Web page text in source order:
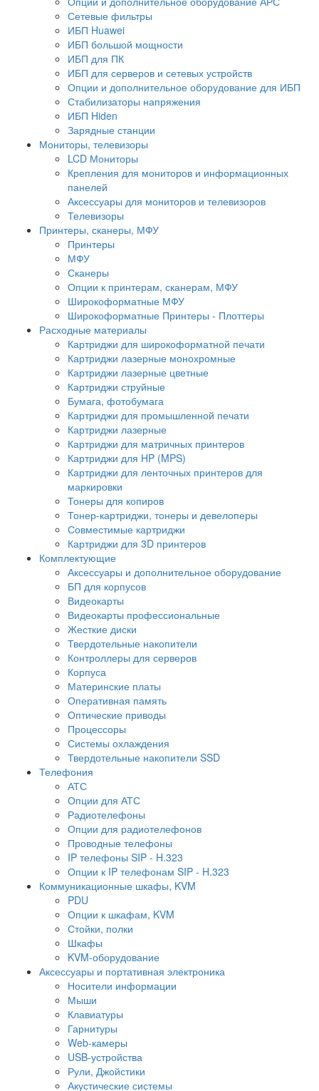
Сетевые фильтры
ИБП Huawei
ИБП большой мощности
ИБП для ПК
ИБП для серверов и сетевых устройств
Опции и дополнительное оборудование для ИБП
Стабилизаторы напряжения
ИБП Hiden
Зарядные станции
Мониторы, телевизоры
LCD Мониторы
Крепления для мониторов и информационных
панелей
Аксессуары для мониторов и телевизоров
Телевизоры
Принтеры, сканеры, МФУ
Принтеры
МФУ
Сканеры
Опции к принтерам, сканерам, МФУ
Широкоформатные МФУ
Широкоформатные Принтеры - Плоттеры
Расходные материалы
Картриджи для широкоформатной печати
Картриджи лазерные монохромные
Картриджи лазерные цветные
Картриджи струйные
Бумага, фотобумага
Картриджи для промышленной печати
Картриджи лазерные
Картриджи для матричных принтеров
Картриджи для HP (MPS)
Картриджи для ленточных принтеров для
маркировки
Тонеры для копиров
Тонер-картриджи, тонеры и девелоперы
Совместимые картриджи
Картриджи для 3D принтеров
Комплектующие
Аксессуары и дополнительное оборудование
БП для корпусов
Видеокарты
Видеокарты профессиональные
Жесткие диски
Твердотельные накопители
Контроллеры для серверов
Корпуса
Материнские платы
Оперативная память
Оптические приводы
Процессоры
Системы охлаждения
Твердотельные накопители SSD
Телефония
АТС
Опции для АТС
Радиотелефоны
Опции для радиотелефонов
Проводные телефоны
IP телефоны SIP - H.323
Опции к IP телефонам SIP - H.323
Коммуникационные шкафы, KVM
PDU
Опции к шкафам, KVM
Стойки, полки
Шкафы
KVM-оборудование
Аксессуары и портативная электроника
Носители информации
Мыши
Клавиатуры
Гарнитуры
Web-камеры
USB-устройства
Рули, Джойстики
Акустические системы